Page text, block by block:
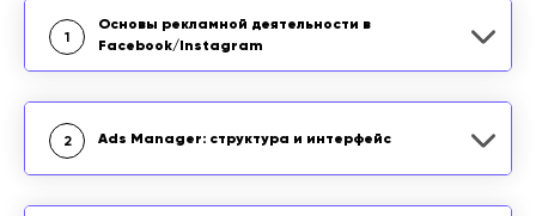
1
Основы рекламной деятельности в
Facebook/Instagram
2 Ads Manager: структура и интерфейс